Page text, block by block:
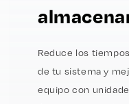
Reduce los
de tu sistema y
equipo con